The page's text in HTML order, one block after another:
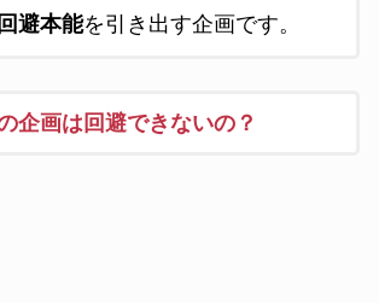
避本能を引き出す企画です。
企画は回避できないの？